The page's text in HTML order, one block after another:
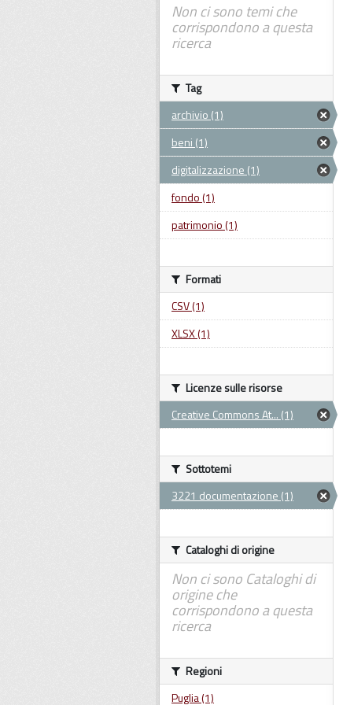
Non ci sono temi che
corrispondono a questa
ricerca
Tag
archivio (1)
beni (1)
digitalizzazione (1)
fondo (1)
patrimonio (1)
Formati
CSV (1)
XLSX (1)
Licenze sulle risorse
Creative Commons At... (1)
Sottotemi
3221 documentazione (1)
Cataloghi di origine
Non ci sono Cataloghi di
origine che
corrispondono a questa
ricerca
Regioni
Puglia (1)